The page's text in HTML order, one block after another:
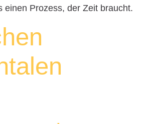
einen Prozess, der Zeit braucht.